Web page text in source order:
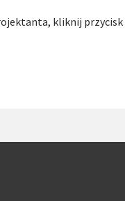
kliknij przycisk